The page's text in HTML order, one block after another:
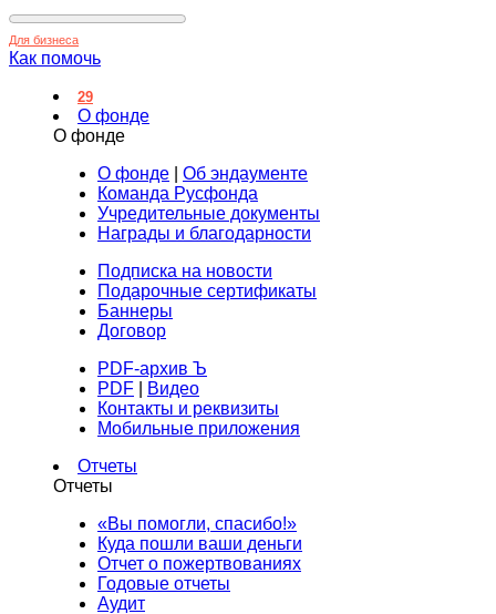
Для бизнеса
Как помочь
29
О фонде
О фонде
О фонде
Об эндаументе
Команда Русфонда
Учредительные документы
Награды и благодарности
Подписка на новости
Подарочные сертификаты
Баннеры
Договор
PDF-архив Ъ
PDF
Видео
Контакты и реквизиты
Мобильные приложения
Отчеты
Отчеты
«Вы помогли, спасибо!»
Куда пошли ваши деньги
Отчет о пожертвованиях
Годовые отчеты
Аудит